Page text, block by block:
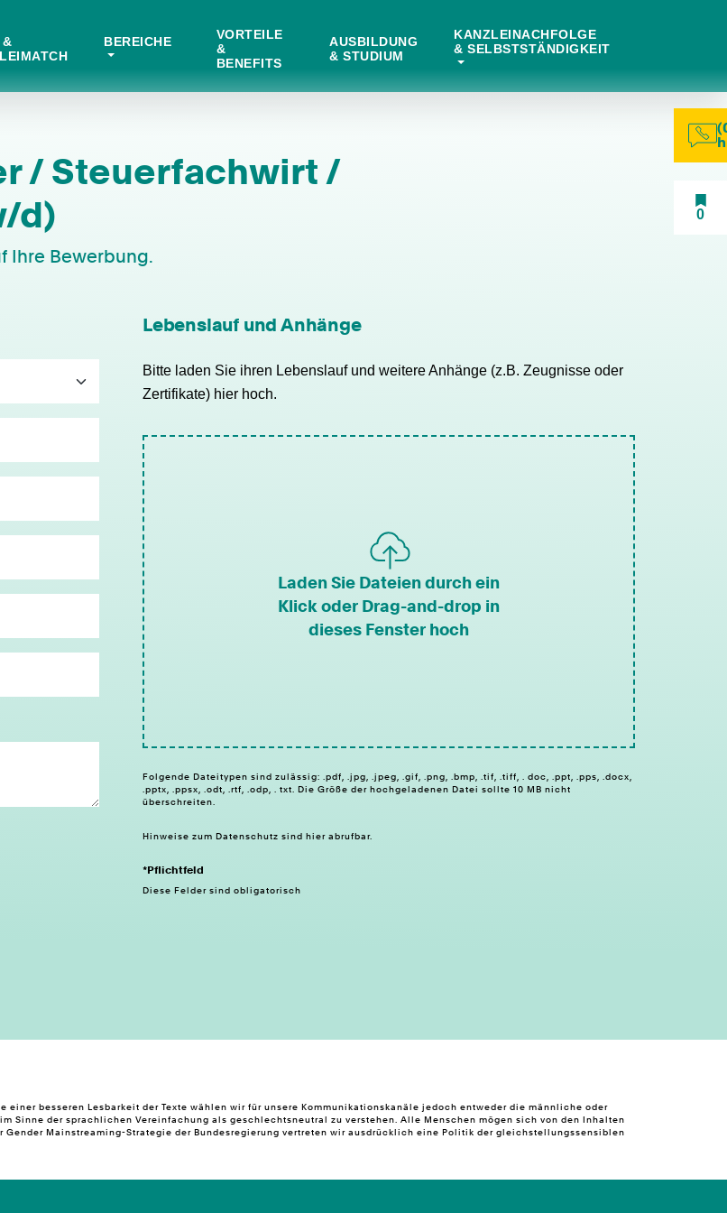
&
BEREICHE
VORTEILE
&
BENEFITS
AUSBILDUNG
& STUDIUM
KANZLEINACHFOLGE
& SELBSTSTÄNDIGKEIT
0
/ Steuerfachwirt /
d)
Ihre Bewerbung.
Lebenslauf und Anhänge
Bitte laden Sie ihren Lebenslauf und weitere Anhänge (z.B. Zeugnisse oder
Zertifikate) hier hoch.
Laden Sie Dateien durch ein
Klick oder Drag-and-drop in
dieses Fenster hoch
Folgende Dateitypen sind zulässig: .pdf, .jpg, .jpeg, .gif, .png, .bmp, .tif, .tiff, . doc, .ppt, .pps, .docx,
.pptx, .ppsx, .odt, .rtf, .odp, . txt. Die Größe der hochgeladenen Datei sollte 10 MB nicht
überschreiten.
Hinweise zum Datenschutz sind hier abrufbar.
*Pflichtfeld
Diese Felder sind obligatorisch
besseren Lesbarkeit der Texte wählen wir für unsere Kommunikationskanäle jedoch entweder die männliche oder
Sinne der sprachlichen Vereinfachung als geschlechtsneutral zu verstehen. Alle Menschen mögen sich von den Inhalten
Mainstreaming-Strategie der Bundesregierung vertreten wir ausdrücklich eine Politik der gleichstellungssensiblen